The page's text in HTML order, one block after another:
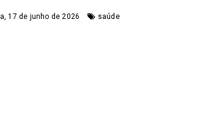
17 de junho de 2026 saúde